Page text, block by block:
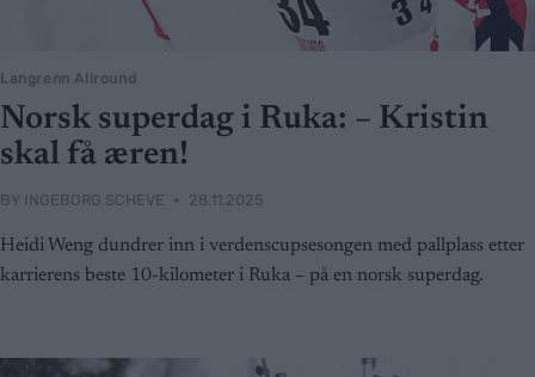
Langrenn Allround
Norsk superdag i Ruka: – Kristin
skal få æren!
BY INGEBORG SCHEVE 28.11.2025
Heidi Weng dundrer inn i verdenscupsesongen med pallplass etter
karrierens beste 10-kilometer i Ruka – på en norsk superdag.